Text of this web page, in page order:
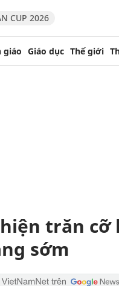
CUP 2026
giáo Giáo dục Thế giới
trăn
sớm